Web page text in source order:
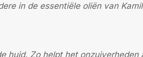
in de essentiële oliën van
huid. Zo helpt het